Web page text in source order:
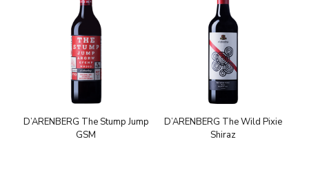
D’ARENBERG The Stump Jump
GSM
D’ARENBERG The Wild Pixie
Shiraz